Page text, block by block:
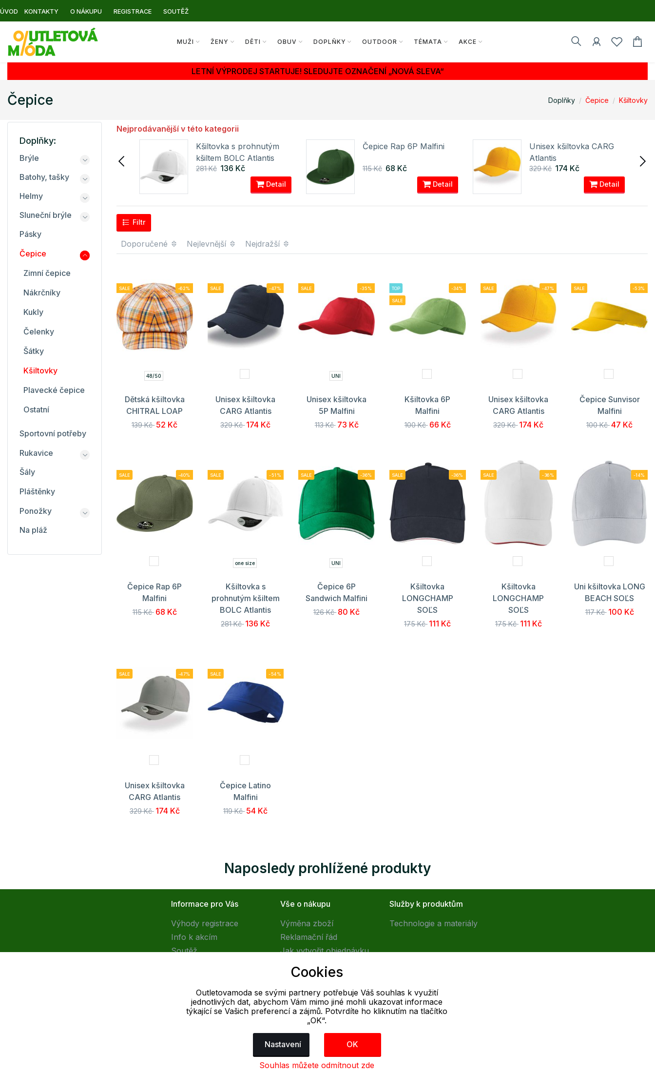
ÚVOD KONTAKTY O NÁKUPU REGISTRACE SOUTĚŽ
MUŽI ŽENY DĚTI OBUV DOPLŇKY OUTDOOR TÉMATA AKCE
LETNÍ VÝPRODEJ STARTUJE! SLEDUJTE OZNAČENÍ „NOVÁ SLEVA“
Čepice Doplňky Čepice Kšiltovky
Nejprodávanější v této kategorii
Čepice Rap 6P Malfini
Kšiltovka s prohnutým
kšiltem BOLC Atlantis
281 Kč 136 Kč
Detail
Čepice Rap 6P Malfini
115 Kč 68 Kč
Detail
Unisex kšiltovka CARG
Atlantis
329 Kč 174 Kč
Detail
Filtr
Doporučené Nejlevnější Nejdražší
SALE -62%
48/50
Dětská kšiltovka
CHITRAL LOAP
139 Kč 52 Kč
SALE -47%
Unisex kšiltovka
CARG Atlantis
329 Kč 174 Kč
SALE -35%
UNI
Unisex kšiltovka
5P Malfini
113 Kč 73 Kč
TOP
SALE
-34%
Kšiltovka 6P
Malfini
100 Kč 66 Kč
SALE -47%
Unisex kšiltovka
CARG Atlantis
329 Kč 174 Kč
SALE -53%
Čepice Sunvisor
Malfini
100 Kč47 Kč
SALE -40%
Čepice Rap 6P
Malfini
115 Kč 68 Kč
SALE -51%
one size
Kšiltovka s
prohnutým kšiltem
BOLC Atlantis
281 Kč 136 Kč
SALE -36%
UNI
Čepice 6P
Sandwich Malfini
126 Kč 80 Kč
SALE -36%
Kšiltovka
LONGCHAMP
SOĽS
175 Kč 111 Kč
SALE -36%
Kšiltovka
LONGCHAMP
SOĽS
175 Kč 111 Kč
-14%
Uni kšiltovka LONG
BEACH SOĽS
117 Kč 100 Kč
SALE -47%
Unisex kšiltovka
CARG Atlantis
329 Kč 174 Kč
SALE -54%
Čepice Latino
Malfini
119 Kč 54 Kč
Doplňky:
Brýle
Batohy, tašky
Helmy
Sluneční brýle
Pásky
Čepice
Zimní čepice
Nákrčníky
Kukly
Čelenky
Šátky
Kšiltovky
Plavecké čepice
Ostatní
Sportovní potřeby
Rukavice
Šály
Pláštěnky
Ponožky
Na pláž
Naposledy prohlížené produkty
Informace pro Vás
Výhody registrace
Info k akcím
Soutěž
Vše o nákupu
Výměna zboží
Reklamační řád
Jak vytvořit objednávku
Obchodní podmínky
Doprava
Služby k produktům
Technologie a materiály
E-mail
info@outletovamoda.cz
Cookies
Outletovamoda se svými partnery potřebuje Váš souhlas k využití
jednotlivých dat, abychom Vám mimo jiné mohli ukazovat informace
týkající se Vašich preferencí a zájmů. Potvrdíte ho kliknutím na tlačítko
„OK“.
Nastavení OK
Souhlas můžete odmítnout zde